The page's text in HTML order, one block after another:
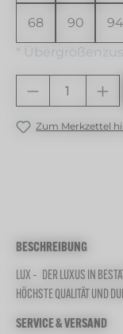
68 90 94
*
Produkt
Zum Merkzettel
BESCHREIBUNG
LUX – DER LUXUS IN
HÖCHSTE QUALITÄT UND
SERVICE & VERSAND